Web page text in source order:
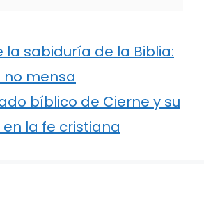
la sabiduría de la Biblia:
mensa
bíblico de Cierne y su
la fe cristiana